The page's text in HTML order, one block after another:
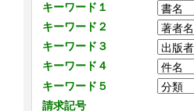
キーワード１
キーワード２
キーワード３
キーワード４
キーワード５
請求記号